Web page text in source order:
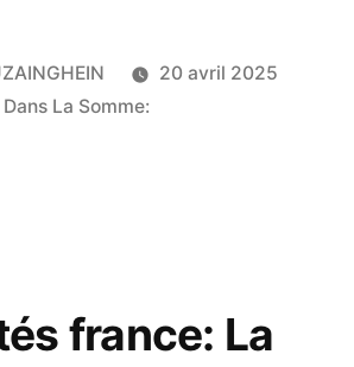
la
fracture
la
20 avril 2025
La Somme:
france: La